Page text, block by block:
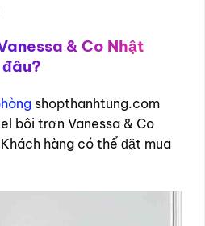
& Co Nhật
shopthanhtung.com
bôi trơn Vanessa & Co
hàng có thể đặt mua